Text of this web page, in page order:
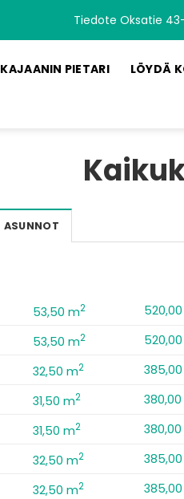
Tiedote Oksatie
KAJAANIN PIETARI LÖYDÄ
ASUNNOT
53,50 m2
53,50 m2
32,50 m2
31,50 m2
31,50 m2
32,50 m2
32,50 m2